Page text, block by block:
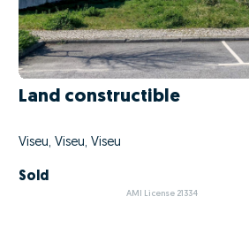
Land constructible
Viseu, Viseu, Viseu
Sold
AMI License 21334